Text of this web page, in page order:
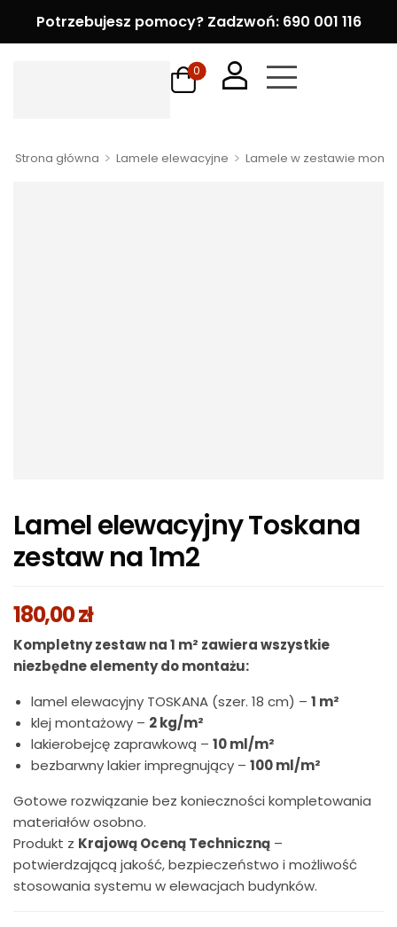
Potrzebujesz pomocy? Zadzwoń: 690 001 116
0
Strona główna > Lamele elewacyjne > Lamele w zestawie
Lamel elewacyjny Toskana
zestaw na 1m2
180,00zł
Kompletny zestaw na 1 m² zawiera wszystkie
niezbędne elementy do montażu:
lamel elewacyjny TOSKANA (szer. 18 cm) – 1 m²
klej montażowy – 2 kg/m²
lakierobejcę zaprawkową – 10 ml/m²
bezbarwny lakier impregnujący – 100 ml/m²
Gotowe rozwiązanie bez konieczności kompletowania
materiałów osobno.
Produkt z Krajową Oceną Techniczną –
potwierdzającą jakość, bezpieczeństwo i możliwość
stosowania systemu w elewacjach budynków.